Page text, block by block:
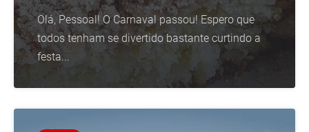
Olá, Pessoal! O Carnaval passou! Espero que
todos tenham se divertido bastante curtindo a
festa...